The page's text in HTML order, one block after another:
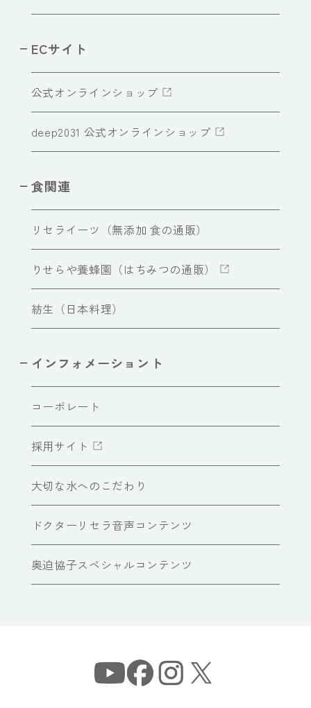
ECサイト
公式オンラインショップ
deep2031 公式オンラインショップ
食関連
リセライーツ（無添加 食の通販）
りせらや養蜂園（はちみつの通販）
紡生（日本料理）
インフォメーショント
コーポレート
採用サイト
大切な水へのこだわり
ドクターリセラ音声コンテンツ
奥迫協子スペシャルコンテンツ